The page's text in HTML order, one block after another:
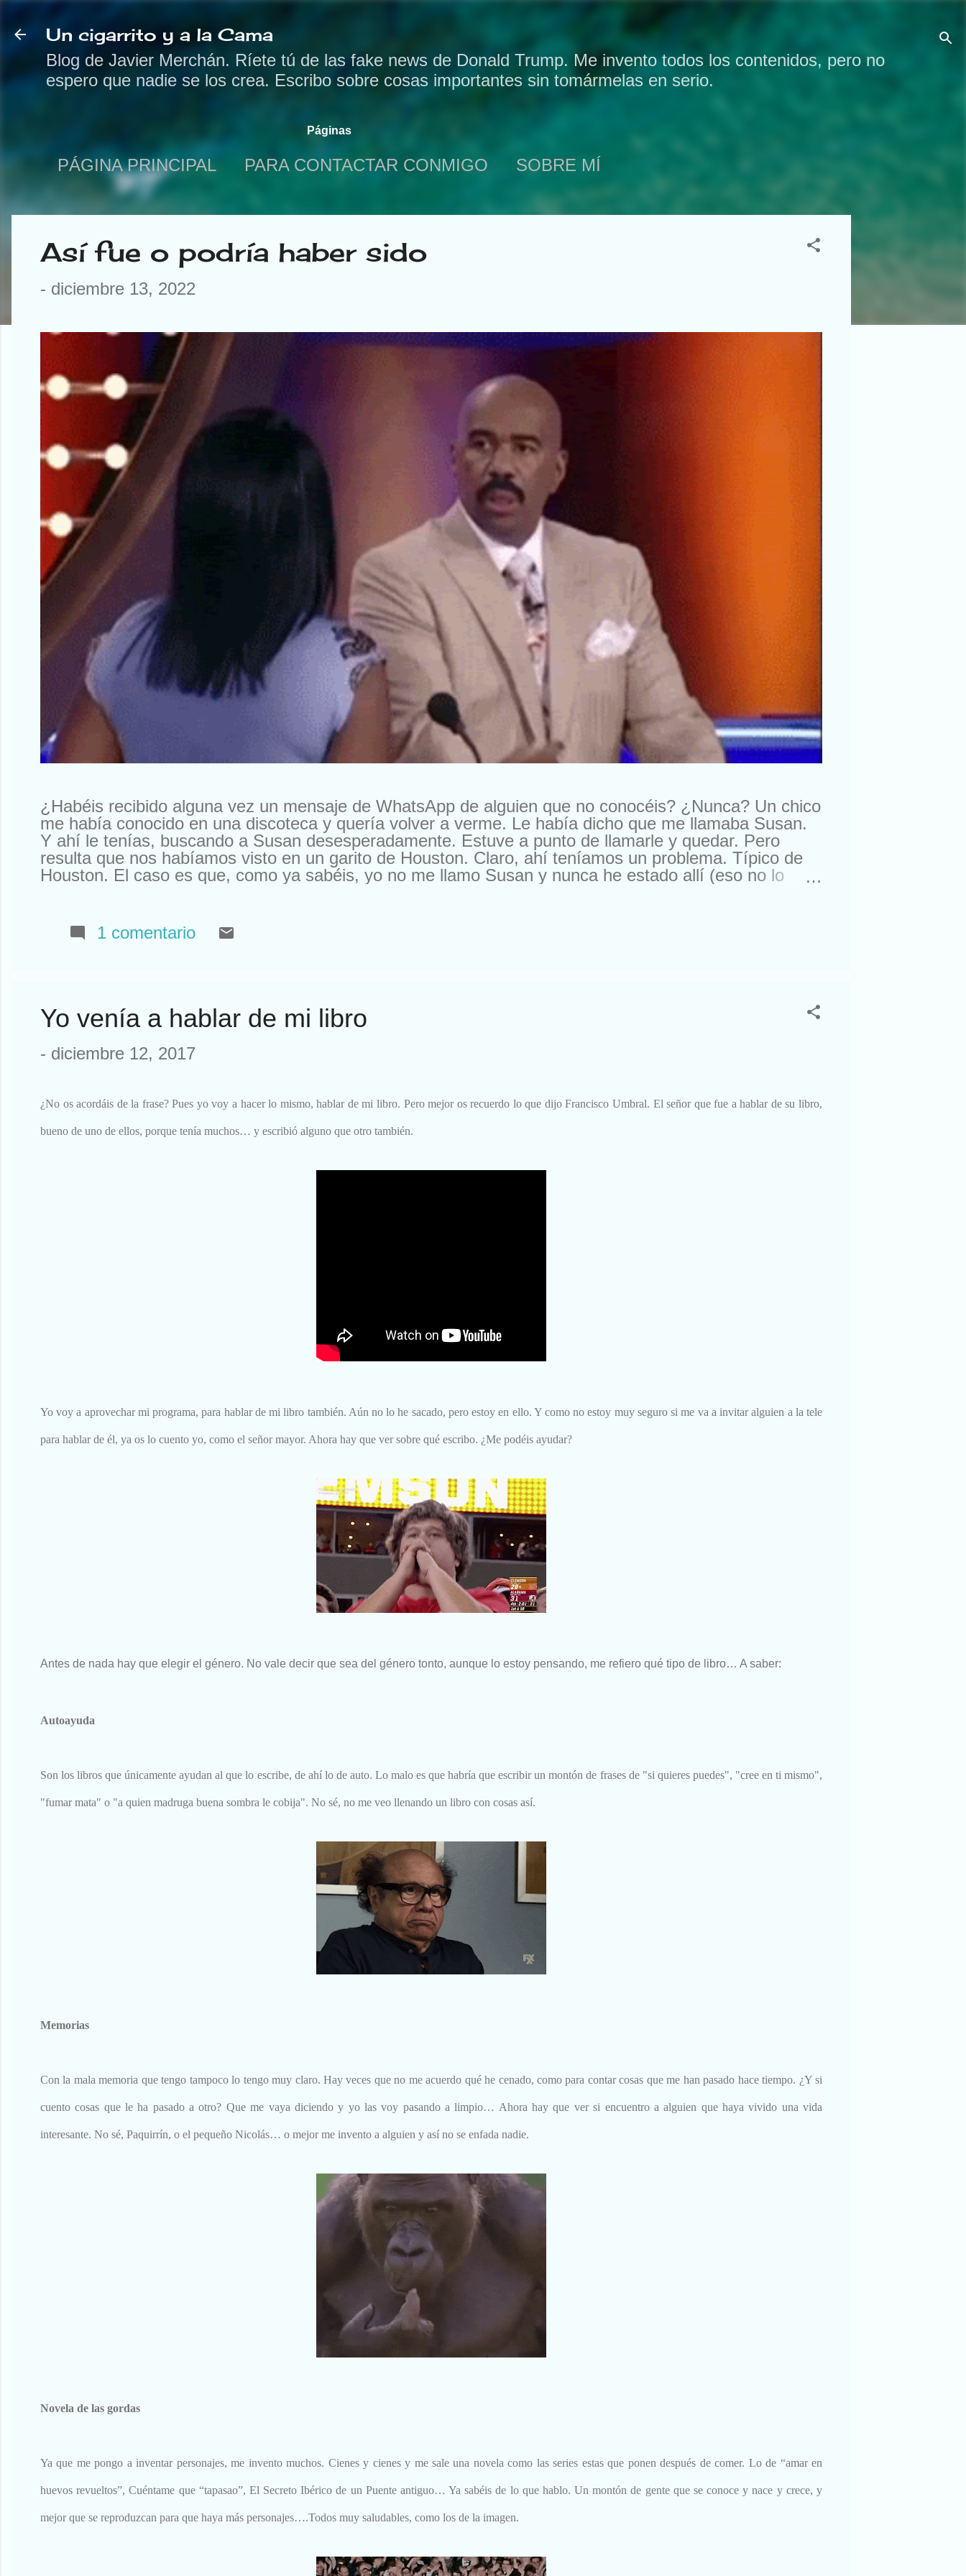
Un cigarrito y a la Cama
Blog de Javier Merchán. Ríete tú de las fake news de Donald Trump. Me invento todos los contenidos, pero no
espero que nadie se los crea. Escribo sobre cosas importantes sin tomármelas en serio.
Páginas
PÁGINA PRINCIPAL PARA CONTACTAR CONMIGO SOBRE MÍ
Así fue o podría haber sido
- diciembre 13, 2022
¿Habéis recibido alguna vez un mensaje de WhatsApp de alguien que no conocéis? ¿Nunca? Un chico
me había conocido en una discoteca y quería volver a verme. Le había dicho que me llamaba Susan.
Y ahí le tenías, buscando a Susan desesperadamente. Estuve a punto de llamarle y quedar. Pero
resulta que nos habíamos visto en un garito de Houston. Claro, ahí teníamos un problema. Típico de
Houston. El caso es que, como ya sabéis, yo no me llamo Susan y nunca he estado allí (eso no lo
tengo ningún Rolex a la venta. Otros me escriben para cambiarme de compañía. Con lo que me gusta
a mí la compañía que tengo. Que no les cambio por nada del mundo. Buena gente, amigos de sus
1 comentario
Yo venía a hablar de mi libro
- diciembre 12, 2017
¿No os acordáis de la frase? Pues yo voy a hacer lo mismo, hablar de mi libro. Pero mejor os recuerdo lo que dijo Francisco Umbral. El señor que fue a hablar de su libro,
bueno de uno de ellos, porque tenía muchos… y escribió alguno que otro también.
Yo voy a aprovechar mi programa, para hablar de mi libro también. Aún no lo he sacado, pero estoy en ello. Y como no estoy muy seguro si me va a invitar alguien a la tele
para hablar de él, ya os lo cuento yo, como el señor mayor. Ahora hay que ver sobre qué escribo. ¿Me podéis ayudar?
Antes de nada hay que elegir el género. No vale decir que sea del género tonto, aunque lo estoy pensando, me refiero qué tipo de libro… A saber:
Autoayuda
Son los libros que únicamente ayudan al que lo escribe, de ahí lo de auto. Lo malo es que habría que escribir un montón de frases de "si quieres puedes", "cree en ti mismo",
"fumar mata" o "a quien madruga buena sombra le cobija". No sé, no me veo llenando un libro con cosas así.
Memorias
Con la mala memoria que tengo tampoco lo tengo muy claro. Hay veces que no me acuerdo qué he cenado, como para contar cosas que me han pasado hace tiempo. ¿Y si
cuento cosas que le ha pasado a otro? Que me vaya diciendo y yo las voy pasando a limpio… Ahora hay que ver si encuentro a alguien que haya vivido una vida
interesante. No sé, Paquirrín, o el pequeño Nicolás… o mejor me invento a alguien y así no se enfada nadie.
Novela de las gordas
Ya que me pongo a inventar personajes, me invento muchos. Cienes y cienes y me sale una novela como las series estas que ponen después de comer. Lo de “amar en
huevos revueltos”, Cuéntame que “tapasao”, El Secreto Ibérico de un Puente antiguo… Ya sabéis de lo que hablo. Un montón de gente que se conoce y nace y crece, y
mejor que se reproduzcan para que haya más personajes….Todos muy saludables, como los de la imagen.